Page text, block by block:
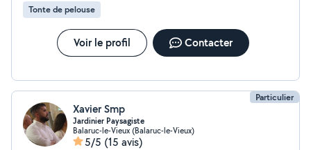
Tonte de pelouse
Voir le profil Contacter
Particulier
Xavier Smp
Jardinier Paysagiste
Balaruc-le-Vieux (Balaruc-le-Vieux)
5/5 (15 avis)